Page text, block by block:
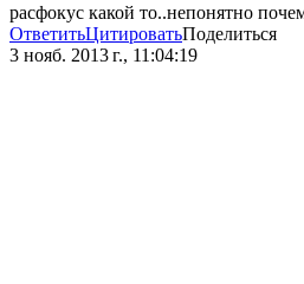
расфокус какой то..непонятно
ОтветитьЦитироватьПоделиться
3 нояб. 2013 г., 11:04:19